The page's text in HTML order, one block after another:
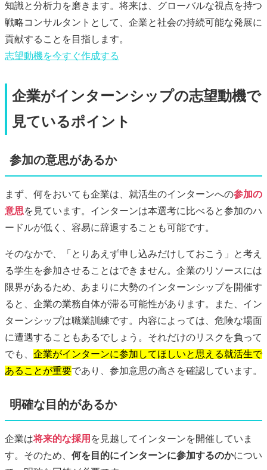
知識と分析力を磨きます。将来は、グローバルな視点を持つ
戦略コンサルタントとして、企業と社会の持続可能な発展に
貢献することを目指します。
志望動機を今すぐ作成する
企業がインターンシップの志望動機で
見ているポイント
参加の意思があるか
まず、何をおいても企業は、就活生のインターンへの参加の
意思を見ています。インターンは本選考に比べると参加のハ
ードルが低く、容易に辞退することも可能です。
そのなかで、「とりあえず申し込みだけしておこう」と考え
る学生を参加させることはできません。企業のリソースには
限界があるため、あまりに大勢のインターンシップを開催す
ると、企業の業務自体が滞る可能性があります。また、イン
ターンシップは職業訓練です。内容によっては、危険な場面
に遭遇することもあるでしょう。それだけのリスクを負って
でも、 企業がインターンに参加してほしいと思える就活生で
あることが重要であり、参加意思の高さを確認しています。
明確な目的があるか
企業は将来的な採用 を見越してインターンを開催していま
す。そのため、 何を目的にインターンに参加するのかについ